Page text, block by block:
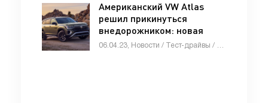
Американский VW Atlas
решил прикинуться
внедорожником: новая
версия Peak Edition -